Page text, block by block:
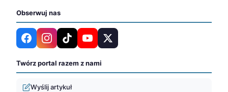
Obserwuj nas
Twórz portal razem z nami
Wyślij artykuł